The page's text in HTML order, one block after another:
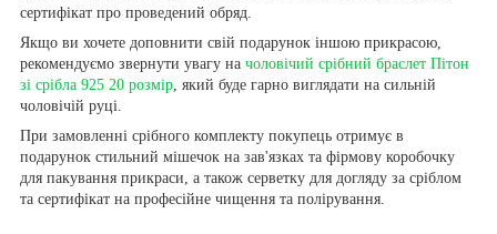
сертифікат про проведений обряд.
Якщо ви хочете доповнити свій подарунок іншою прикрасою,
рекомендуємо звернути увагу на чоловічий срібний браслет Пітон
зі срібла 925 20 розмір , який буде гарно виглядати на сильній
чоловічій руці.
При замовленні срібного комплекту покупець отримує в
подарунок стильний мішечок на зав'язках та фірмову коробочку
для пакування прикраси, а також серветку для догляду за сріблом
та сертифікат на професійне чищення та полірування.